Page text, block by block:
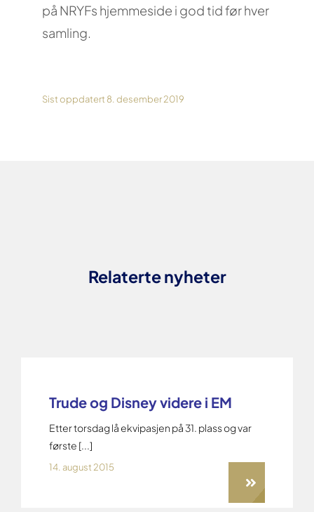
på NRYFs hjemmeside i god tid før hver
samling.
Sist oppdatert 8. desember 2019
Relaterte nyheter
Trude og Disney videre i EM
Etter torsdag lå ekvipasjen på 31. plass og var
første [...]
14. august 2015